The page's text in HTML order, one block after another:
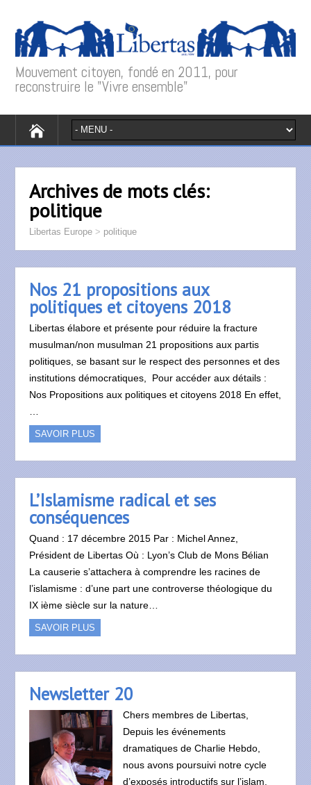
Mouvement citoyen, fondé en 2011, pour
reconstruire le "Vivre ensemble"
Archives de mots clés:
politique
Libertas Europe > politique
Nos 21 propositions aux
politiques et citoyens 2018
Libertas élabore et présente pour réduire la fracture
musulman/non musulman 21 propositions aux partis
politiques, se basant sur le respect des personnes et des
institutions démocratiques, Pour accéder aux détails :
Nos Propositions aux politiques et citoyens 2018 En effet,
SAVOIR PLUS
L’Islamisme radical et ses
conséquences
Quand : 17 décembre 2015 Par : Michel Annez,
Président de Libertas Où : Lyon’s Club de Mons Bélian
La causerie s’attachera à comprendre les racines de
l’islamisme : d’une part une controverse théologique du
IX ième siècle sur la nature…
SAVOIR PLUS
Newsletter 20
Chers membres de Libertas,
Depuis les événements
dramatiques de Charlie Hebdo,
nous avons poursuivi notre cycle
d’exposés introductifs sur l’islam.